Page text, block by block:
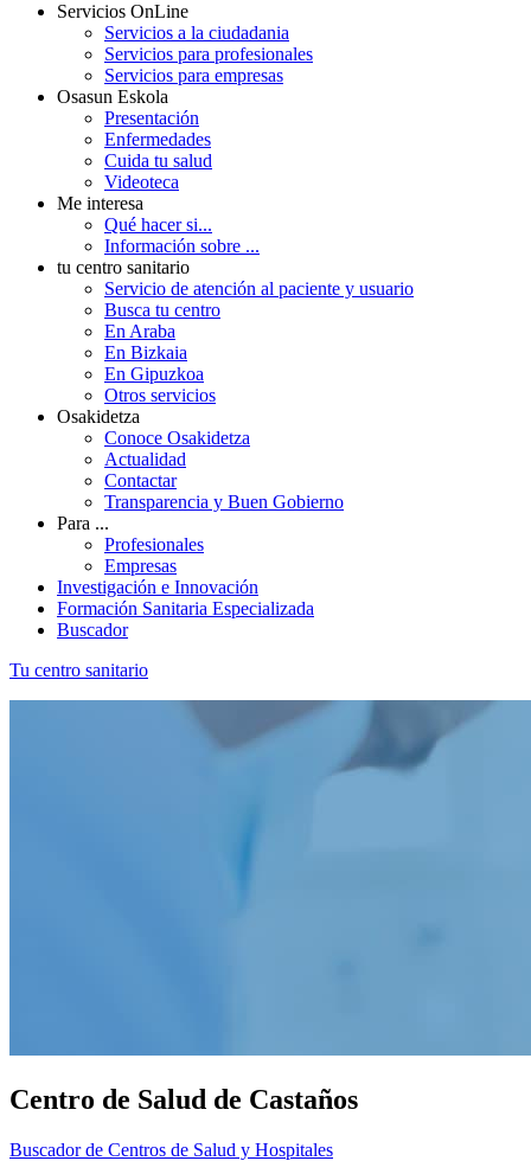
Servicios OnLine
Servicios a la ciudadania
Servicios para profesionales
Servicios para empresas
Osasun Eskola
Presentación
Enfermedades
Cuida tu salud
Videoteca
Me interesa
Qué hacer si...
Información sobre ...
tu centro sanitario
Servicio de atención al paciente y usuario
Busca tu centro
En Araba
En Bizkaia
En Gipuzkoa
Otros servicios
Osakidetza
Conoce Osakidetza
Actualidad
Contactar
Transparencia y Buen Gobierno
Para ...
Profesionales
Empresas
Investigación e Innovación
Formación Sanitaria Especializada
Buscador
Tu centro sanitario
Centro de Salud de Castaños
Buscador de Centros de Salud y Hospitales